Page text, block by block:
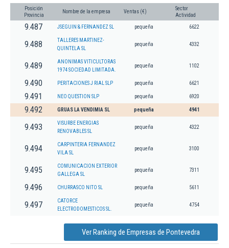
Posición
Provincia
Nombre de la empresa Ventas (€)
Sector
Actividad
9.487 JSEGUIN & FERNANDEZ SL pequeña 6622
9.488
TALLERES MARTINEZ-
QUINTELA SL
pequeña 4332
9.489
ANONIMAS VITICULTORAS
1974 SOCIEDAD LIMITADA.
pequeña 1102
9.490 PERITACIONES J RIAL SLP pequeña 6621
9.491 NEO QUESTION SLP pequeña 6920
9.492 GRUAS LA VENDIMIA SL pequeña 4941
9.493
VISURBE ENERGIAS
RENOVABLES SL
pequeña 4322
9.494
CARPINTERIA FERNANDEZ
VILA SL
pequeña 3100
9.495
COMUNICACION EXTERIOR
GALLEGA SL
pequeña 7311
9.496 CHURRASCO NITO SL pequeña 5611
9.497
CATORCE
ELECTRODOMESTICOS SL.
pequeña 4754
Ver Ranking de Empresas de Pontevedra